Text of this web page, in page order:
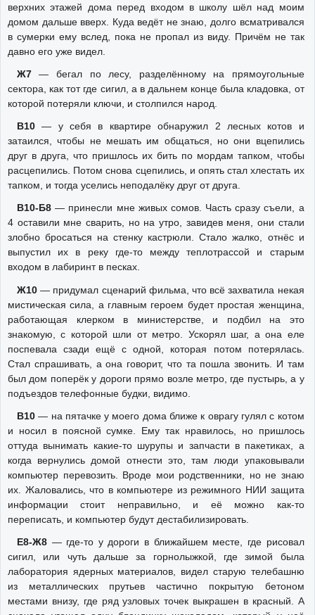
верхних этажей дома перед входом в школу шёл над моим
домом дальше вверх. Куда ведёт не знаю, долго всматривался
в сумерки ему вслед, пока не пропал из виду. Причём не так
давно его уже видел.
Ж7— бегал по лесу, разделённому на прямоугольные
сектора, как тот где сигил, а в дальнем конце была кладовка, от
которой потеряли ключи, и столпился народ.
В10— у себя в квартире обнаружил 2 лесных котов и
затаился, чтобы не мешать им общаться, но они вцепились
друг в друга, что пришлось их бить по мордам тапком, чтобы
расцепились. Потом снова сцепились, и опять стал хлестать их
тапком, и тогда уселись неподалёку друг от друга.
В10-Б8— принесли мне живых сомов. Часть сразу съели, а
4 оставили мне сварить, но на утро, завидев меня, они стали
злобно бросаться на стенку кастрюли. Стало жалко, отнёс и
выпустил их в реку где-то между теплотрассой и старым
входом в лабиринт в песках.
Ж10— придумал сценарий фильма, что всё захватила некая
мистическая сила, а главным героем будет простая женщина,
работающая клерком в министерстве, и подбил на это
знакомую, с которой шли от метро. Ускорял шаг, а она еле
поспевала сзади ещё с одной, которая потом потерялась.
Стал спрашивать, а она говорит, что та пошла звонить. И там
был дом поперёк у дороги прямо возле метро, где пустырь, а у
подъездов телефонные будки, видимо.
В10— на пятачке у моего дома ближе к оврагу гулял с котом
и носил в поясной сумке. Ему так нравилось, но пришлось
оттуда вынимать какие-то шурупы и запчасти в пакетиках, а
когда вернулись домой отнести это, там люди упаковывали
компьютер перевозить. Вроде мои родственники, но не знаю
их. Жаловались, что в компьютере из режимного НИИ защита
информации стоит неправильно, и её можно как-то
переписать, и компьютер будут дестабилизировать.
Е8-Ж8— где-то у дороги в ближайшем месте, где рисовал
сигил, или чуть дальше за горнолыжкой, где зимой была
лаборатория ядерных материалов, видел старую телебашню
из металлических прутьев частично покрытую бетоном
местами внизу, где ряд узловых точек выкрашен в красный. А